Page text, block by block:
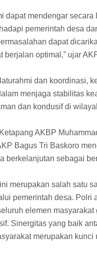
dapat mendengar
pemerintah desa
dapat
berjalan optimal,” ujar
dan koordinasi,
menjaga stabilitas
dan kondusif di
AKBP
Bagus Tri Baskoro
berkelanjutan sebagai
merupakan salah satu
pemerintah desa. Polri
elemen
Sinergitas yang baik
merupakan